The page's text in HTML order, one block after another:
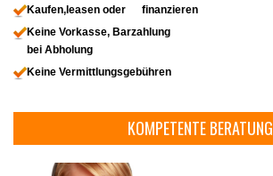
Kaufen,leasen oder finanzieren
Keine Vorkasse, Barzahlung
bei Abholung
Keine Vermittlungsgebühren
KOMPETENTE BERATUNG